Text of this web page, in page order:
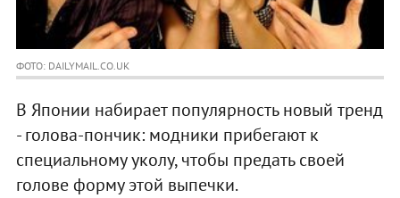
ФОТО: DAILYMAIL.CO.UK
В Японии набирает популярность новый тренд
- голова-пончик: модники прибегают к
специальному уколу, чтобы предать своей
голове форму этой выпечки.